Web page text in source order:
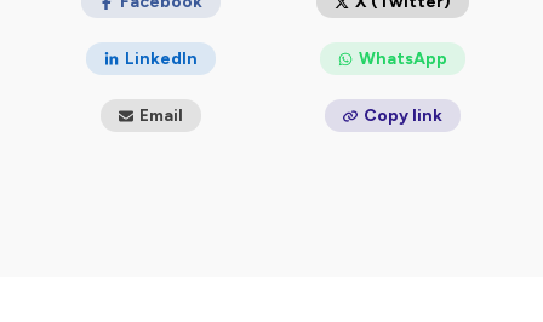
LinkedIn WhatsApp
Email Copy link